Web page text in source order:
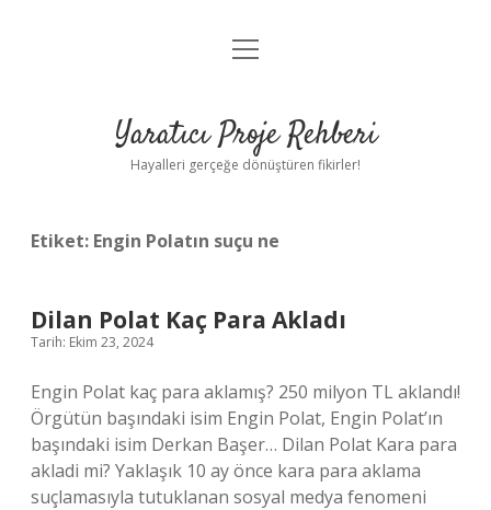
Anasayfa
Yasal Uyarı
menüyü
Yaratıcı Proje Rehberi
Hayalleri gerçeğe dönüştüren fikirler!
Etiket: Engin Polatın suçu ne
Dilan Polat Kaç Para Akladı
Tarih: Ekim 23, 2024
Engin Polat kaç para aklamış? 250 milyon TL aklandı!
Örgütün başındaki isim Engin Polat, Engin Polat’ın
başındaki isim Derkan Başer… Dilan Polat Kara para
akladi mi? Yaklaşık 10 ay önce kara para aklama
suçlamasıyla tutuklanan sosyal medya fenomeni